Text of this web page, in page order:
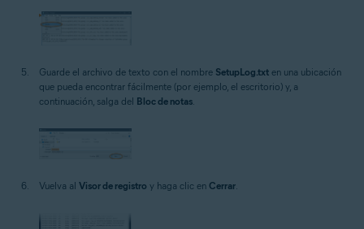
Guarde el archivo de texto con el nombre SetupLog.txt en una ubicación
que pueda encontrar fácilmente (por ejemplo, el escritorio) y, a
continuación, salga del Bloc de notas.
Vuelva al Visor de registro y haga clic en Cerrar.